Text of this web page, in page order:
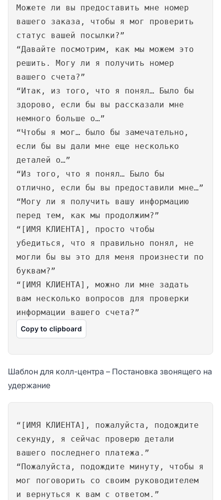
Можете ли вы предоставить мне номер
вашего заказа, чтобы я мог проверить
статус вашей посылки?”
“Давайте посмотрим, как мы можем это
решить. Могу ли я получить номер
вашего счета?”
“Итак, из того, что я понял… Было бы
здорово, если бы вы рассказали мне
немного больше о…”
“Чтобы я мог… было бы замечательно,
если бы вы дали мне еще несколько
деталей о…”
“Из того, что я понял… Было бы
отлично, если бы вы предоставили мне…”
“Могу ли я получить вашу информацию
перед тем, как мы продолжим?”
“[ИМЯ КЛИЕНТА], просто чтобы
убедиться, что я правильно понял, не
могли бы вы это для меня произнести по
буквам?”
“[ИМЯ КЛИЕНТА], можно ли мне задать
вам несколько вопросов для проверки
информации вашего счета?”
Copy to clipboard
Шаблон для колл-центра – Постановка звонящего на
удержание
“[ИМЯ КЛИЕНТА], пожалуйста, подождите
секунду, я сейчас проверю детали
вашего последнего платежа.”
“Пожалуйста, подождите минуту, чтобы я
мог поговорить со своим руководителем
и вернуться к вам с ответом.”